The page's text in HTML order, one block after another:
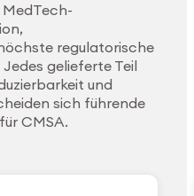
regulatorische
gelieferte Teil
und
sich führende
CMSA.